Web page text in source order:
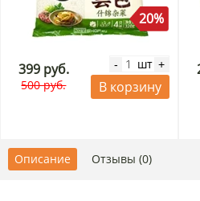
20%
399 руб.
500 руб.
- шт +
В корзину
Описание Отзывы (0)